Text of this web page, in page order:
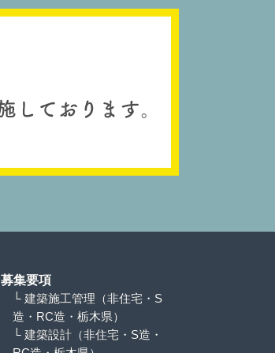
募集要項
└ 建築施工管理（非住宅・S
造・RC造・栃木県）
└ 建築設計（非住宅・S造・